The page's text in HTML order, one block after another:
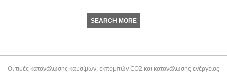
SEARCH MORE
Οι τιμές κατανάλωσης καυσίμων, εκπομπών CO2 και κατανάλωσης ενέργειας